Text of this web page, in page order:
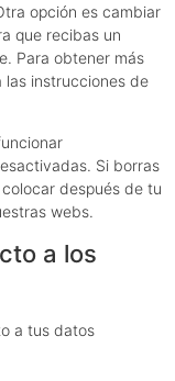
opción es cambiar
que recibas un
Para obtener más
las instrucciones de
Si borras
después de tu
webs.
a los
a tus datos